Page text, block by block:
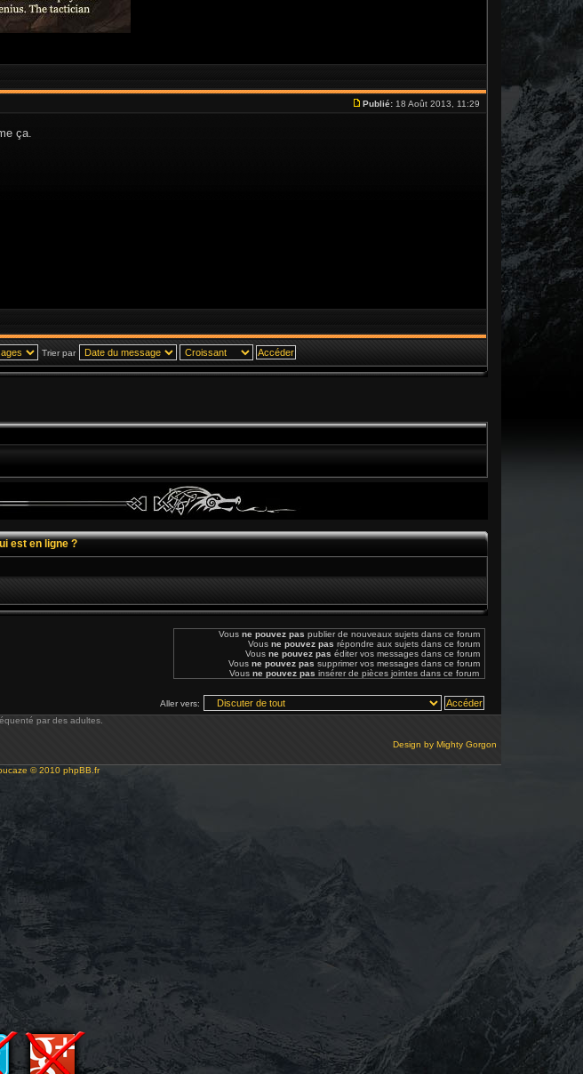
Publié: 18 Août 2013, 11:29
ça.
Trier par
est en ligne ?
Vous ne pouvez pas publier de nouveaux sujets dans ce forum
Vous ne pouvez pas répondre aux sujets dans ce forum
Vous ne pouvez pas éditer vos messages dans ce forum
Vous ne pouvez pas supprimer vos messages dans ce forum
Vous ne pouvez pas insérer de pièces jointes dans ce forum
Aller vers:
par des adultes.
Design by Mighty Gorgon
© 2010 phpBB.fr